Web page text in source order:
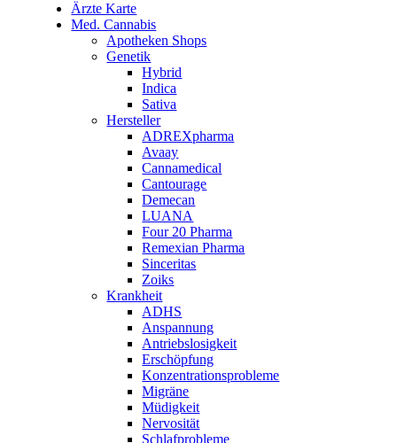
Ärzte Karte
Med. Cannabis
Apotheken Shops
Genetik
Hybrid
Indica
Sativa
Hersteller
ADREXpharma
Avaay
Cannamedical
Cantourage
Demecan
LUANA
Four 20 Pharma
Remexian Pharma
Sinceritas
Zoiks
Krankheit
ADHS
Anspannung
Antriebslosigkeit
Erschöpfung
Konzentrationsprobleme
Migräne
Müdigkeit
Nervosität
Schlafprobleme